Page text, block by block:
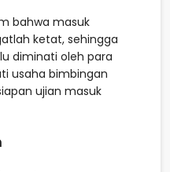
bahwa masuk
ketat, sehingga
diminati oleh para
usaha bimbingan
ujian masuk